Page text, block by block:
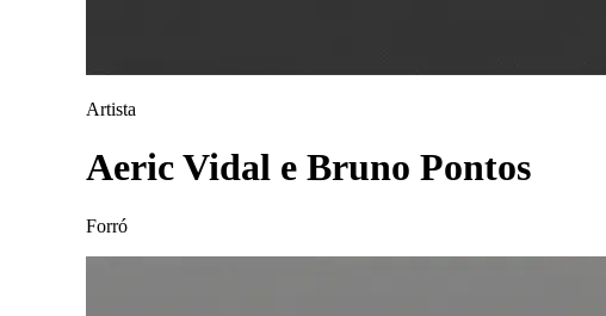
Artista
Aeric Vidal e Bruno Pontos
Forró